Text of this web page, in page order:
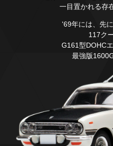
一目置かれる存
'69年には、先
117ク
G161型DOHC
最強版